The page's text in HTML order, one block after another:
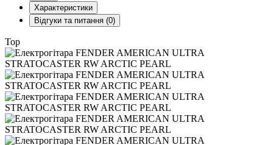
Характеристики
Відгуки та питання (0)
Top